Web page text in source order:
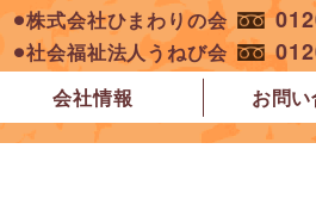
⚫︎株式会社ひまわりの会
⚫︎社会福祉法人うねび会
会社情報 お問